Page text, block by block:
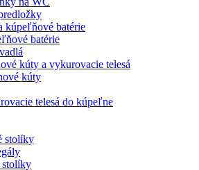
kúpeľňové batérie
batérie
kúty a vykurovacie telesá
kúty
telesá do kúpeľne
stolíky
stolíky